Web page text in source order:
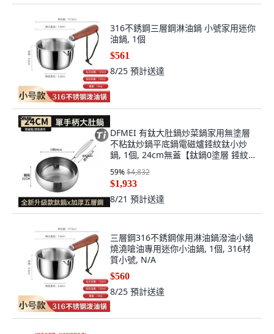
316不銹鋼三層鋼淋油鍋 小號家用迷你
油鍋, 1個
$561
8/25 預計送達
DFMEI 有鈦大肚鍋炒菜鍋家用無塗層
不粘鈦炒鍋平底鍋電磁爐錘紋鈦小炒
鍋, 1個, 24cm無蓋【鈦鍋0塗層 錘紋
更不粘】:如圖, 1cm
59%$4,832
$1,933
8/21 預計送達
三層鋼316不銹鋼傢用淋油鍋潑油小鍋
燒澆嗆油專用迷你小油鍋, 1個, 316材
質小號, N/A
$560
8/25 預計送達